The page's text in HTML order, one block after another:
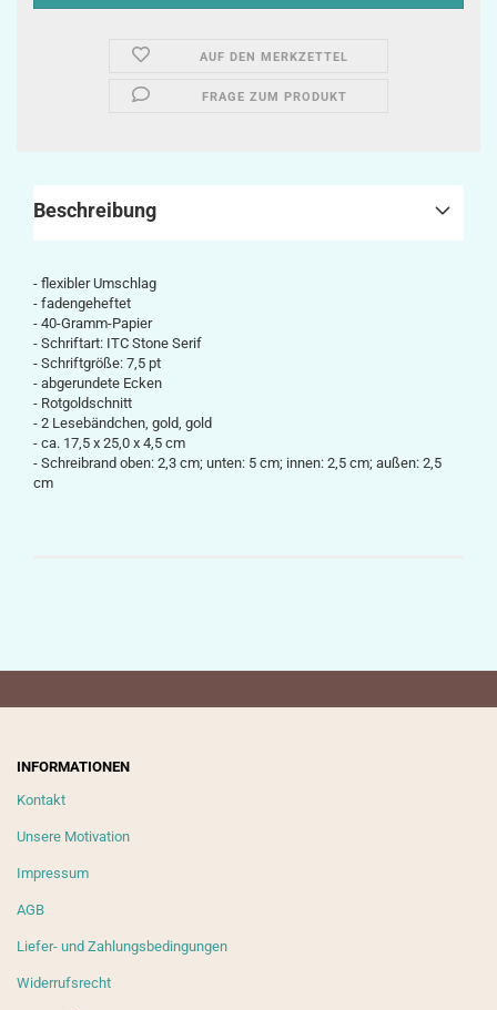
AUF DEN MERKZETTEL
FRAGE ZUM PRODUKT
Beschreibung
- flexibler Umschlag
- fadengeheftet
- 40-Gramm-Papier
- Schriftart: ITC Stone Serif
- Schriftgröße: 7,5 pt
- abgerundete Ecken
- Rotgoldschnitt
- 2 Lesebändchen, gold, gold
- ca. 17,5 x 25,0 x 4,5 cm
- Schreibrand oben: 2,3 cm; unten: 5 cm; innen: 2,5 cm; außen: 2,5
cm
INFORMATIONEN
Kontakt
Unsere Motivation
Impressum
AGB
Liefer- und Zahlungsbedingungen
Widerrufsrecht